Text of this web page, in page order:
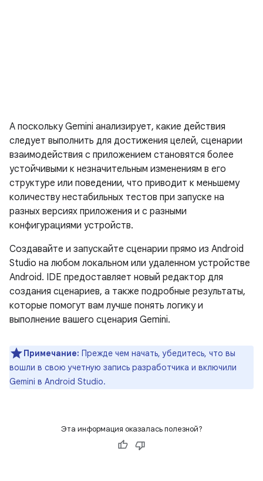
А поскольку Gemini анализирует, какие действия
следует выполнить для достижения целей, сценарии
взаимодействия с приложением становятся более
устойчивыми к незначительным изменениям в его
структуре или поведении, что приводит к меньшему
количеству нестабильных тестов при запуске на
разных версиях приложения и с разными
конфигурациями устройств.
Создавайте и запускайте сценарии прямо из Android
Studio на любом локальном или удаленном устройстве
Android. IDE предоставляет новый редактор для
создания сценариев, а также подробные результаты,
которые помогут вам лучше понять логику и
выполнение вашего сценария Gemini.
Примечание: Прежде чем начать, убедитесь, что вы
вошли в свою учетную запись разработчика и включили
Gemini в Android Studio.
Эта информация оказалась полезной?